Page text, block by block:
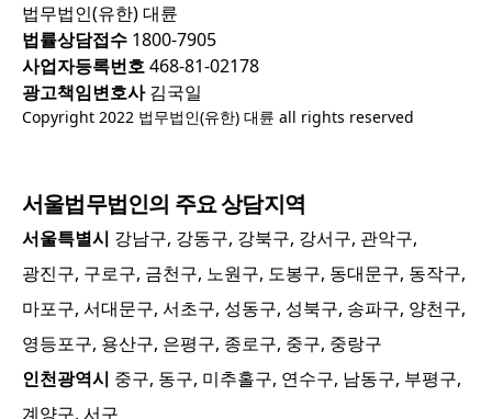
법무법인(유한) 대륜
법률상담접수 1800-7905
사업자등록번호468-81-02178
광고책임변호사김국일
Copyright 2022 법무법인(유한) 대륜 all rights reserved
서울법무법인의 주요 상담지역
서울특별시 강남구, 강동구, 강북구, 강서구, 관악구,
광진구, 구로구, 금천구, 노원구, 도봉구, 동대문구, 동작구,
마포구, 서대문구, 서초구, 성동구, 성북구, 송파구, 양천구,
영등포구, 용산구, 은평구, 종로구, 중구, 중랑구
인천광역시 중구, 동구, 미추홀구, 연수구, 남동구, 부평구,
계양구, 서구